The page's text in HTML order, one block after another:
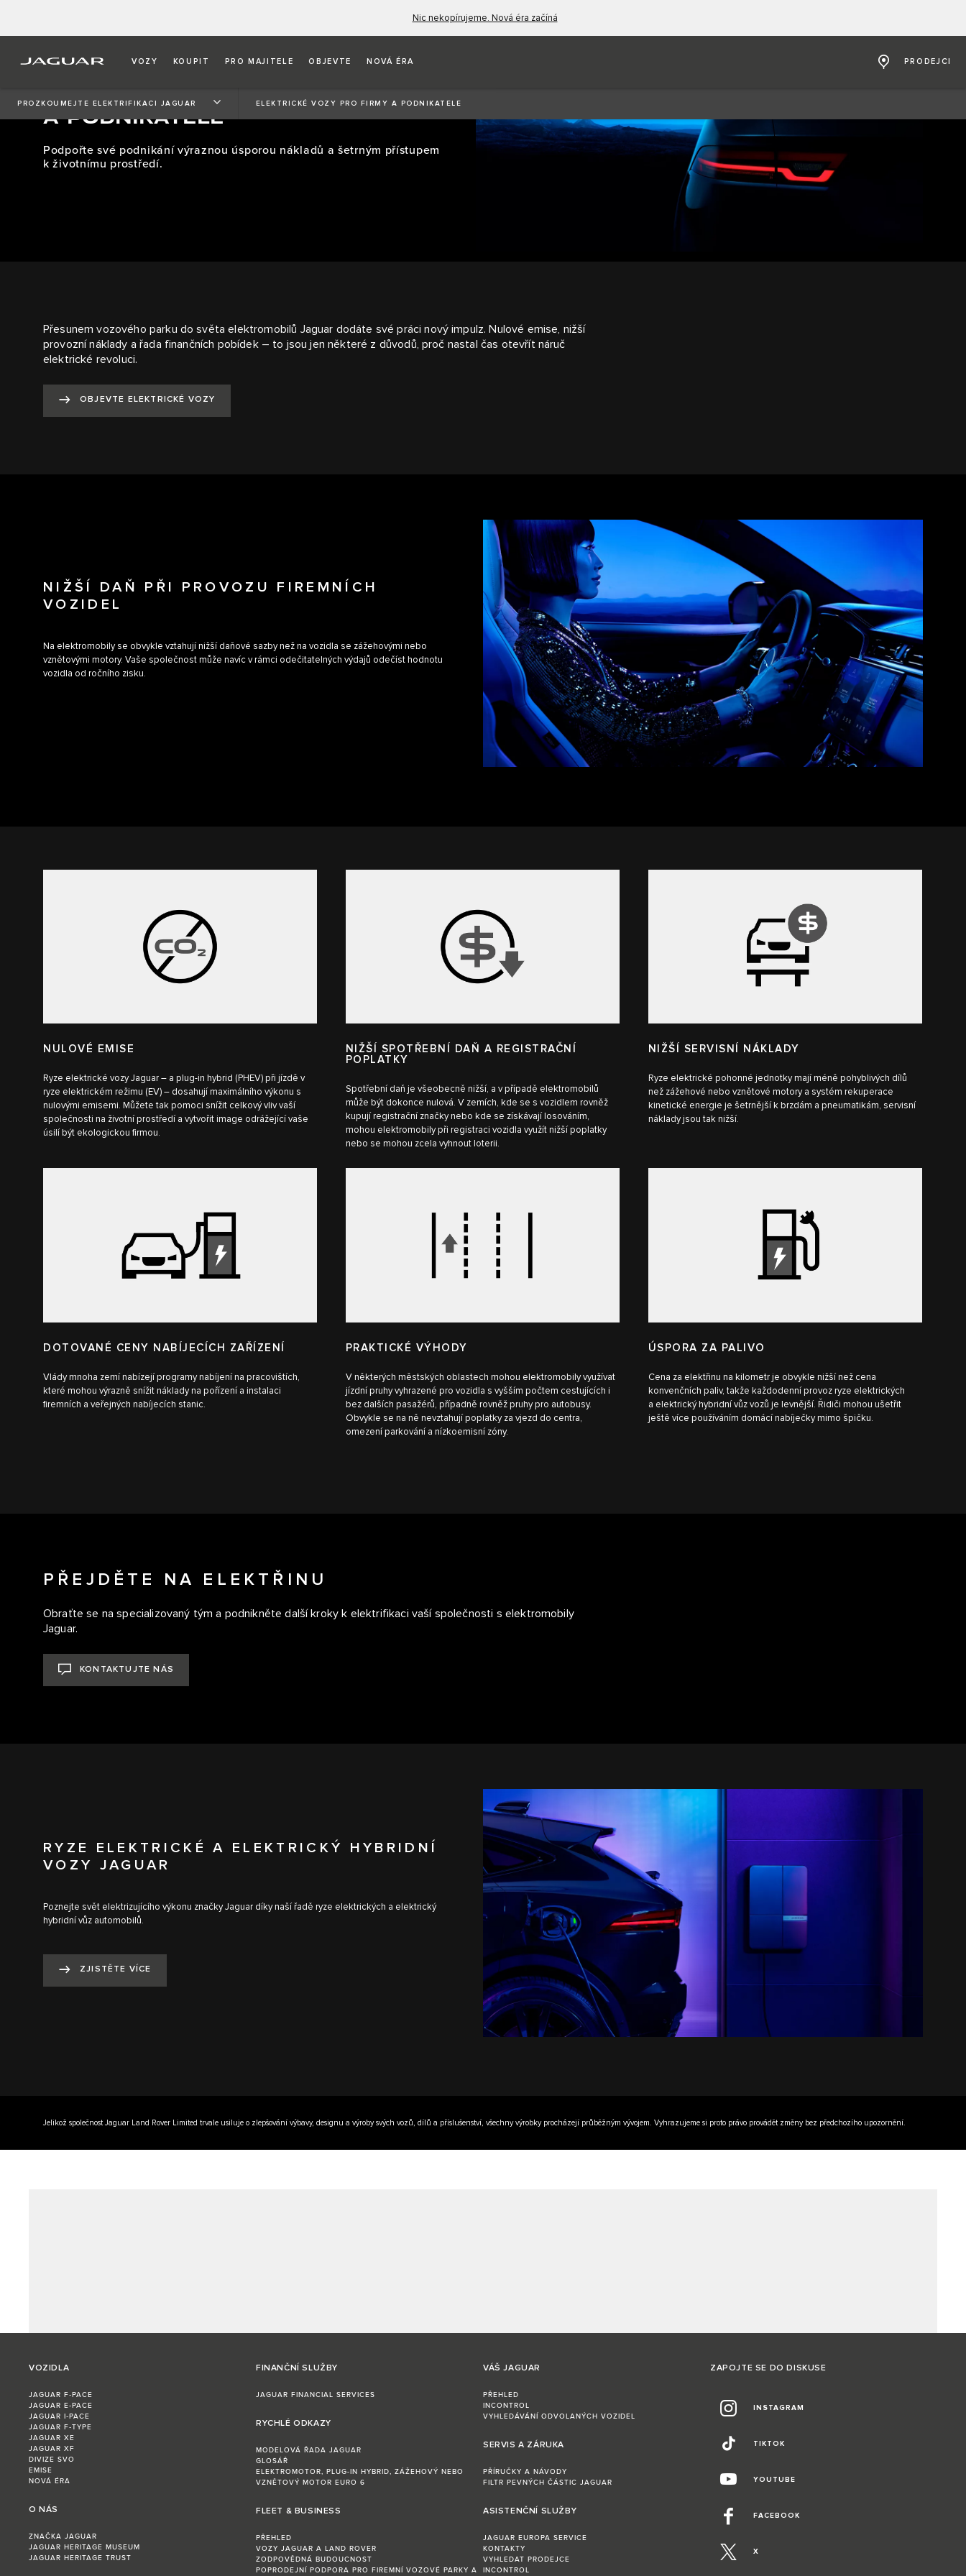
Nic nekopírujeme. Nová éra začíná
VOZY KOUPIT PRO MAJITELE OBJEVTE NOVÁ ÉRA PRODEJCI
PROZKOUMEJTE ELEKTRIFIKACI JAGUAR ELEKTRICKÉ VOZY PRO FIRMY A PODNIKATELE
ELEKTRICKÉ VOZY PRO FIRMY
A PODNIKATELE
Podpořte své podnikání výraznou úsporou nákladů a šetrným přístupem
k životnímu prostředí.
Přesunem vozového parku do světa elektromobilů Jaguar dodáte své práci nový impulz. Nulové emise, nižší
provozní náklady a řada finančních pobídek – to jsou jen některé z důvodů, proč nastal čas otevřít náruč
elektrické revoluci.
OBJEVTE ELEKTRICKÉ VOZY
NIŽŠÍ DAŇ PŘI PROVOZU FIREMNÍCH
VOZIDEL
Na elektromobily se obvykle vztahují nižší daňové sazby než na vozidla se zážehovými nebo
vznětovými motory. Vaše společnost může navíc v rámci odečitatelných výdajů odečíst hodnotu
vozidla od ročního zisku.
NULOVÉ EMISE
Ryze elektrické vozy Jaguar – a plug-in hybrid (PHEV) při jízdě v
ryze elektrickém režimu (EV) – dosahují maximálního výkonu s
nulovými emisemi. Můžete tak pomoci snížit celkový vliv vaší
společnosti na životní prostředí a vytvořit image odrážející vaše
úsilí být ekologickou firmou.
NIŽŠÍ SPOTŘEBNÍ DAŇ A REGISTRAČNÍ
POPLATKY
Spotřební daň je všeobecně nižší, a v případě elektromobilů
může být dokonce nulová. V zemích, kde se s vozidlem rovněž
kupují registrační značky nebo kde se získávají losováním,
mohou elektromobily při registraci vozidla využít nižší poplatky
nebo se mohou zcela vyhnout loterii.
NIŽŠÍ SERVISNÍ NÁKLADY
Ryze elektrické pohonné jednotky mají méně pohyblivých dílů
než zážehové nebo vznětové motory a systém rekuperace
kinetické energie je šetrnější k brzdám a pneumatikám, servisní
náklady jsou tak nižší.
DOTOVANÉ CENY NABÍJECÍCH ZAŘÍZENÍ
Vlády mnoha zemí nabízejí programy nabíjení na pracovištích,
které mohou výrazně snížit náklady na pořízení a instalaci
firemních a veřejných nabíjecích stanic.
PRAKTICKÉ VÝHODY
V některých městských oblastech mohou elektromobily využívat
jízdní pruhy vyhrazené pro vozidla s vyšším počtem cestujících i
bez dalších pasažérů, případně rovněž pruhy pro autobusy.
Obvykle se na ně nevztahují poplatky za vjezd do centra,
omezení parkování a nízkoemisní zóny.
ÚSPORA ZA PALIVO
Cena za elektřinu na kilometr je obvykle nižší než cena
konvenčních paliv, takže každodenní provoz ryze elektrických
a elektrický hybridní vůz vozů je levnější. Řidiči mohou ušetřit
ještě více používáním domácí nabíječky mimo špičku.
PŘEJDĚTE NA ELEKTŘINU
Obraťte se na specializovaný tým a podnikněte další kroky k elektrifikaci vaší společnosti s elektromobily
Jaguar.
KONTAKTUJTE NÁS
RYZE ELEKTRICKÉ A ELEKTRICKÝ HYBRIDNÍ
VOZY JAGUAR
Poznejte svět elektrizujícího výkonu značky Jaguar díky naší řadě ryze elektrických a elektrický
hybridní vůz automobilů.
ZJISTĚTE VÍCE
Jelikož společnost Jaguar Land Rover Limited trvale usiluje o zlepšování výbavy, designu a výroby svých vozů, dílů a příslušenství, všechny výrobky procházejí průběžným vývojem. Vyhrazujeme si proto právo provádět změny bez předchozího upozornění.
VOZIDLA
JAGUAR F‑PACE
JAGUAR E‑PACE
JAGUAR I‑PACE
JAGUAR F‑TYPE
JAGUAR XE
JAGUAR XF
DIVIZE SVO
EMISE
NOVÁ ÉRA
O NÁS
ZNAČKA JAGUAR
JAGUAR HERITAGE MUSEUM
JAGUAR HERITAGE TRUST
FINANČNÍ SLUŽBY
JAGUAR FINANCIAL SERVICES
RYCHLÉ ODKAZY
MODELOVÁ ŘADA JAGUAR
GLOSÁŘ
ELEKTROMOTOR, PLUG-IN HYBRID, ZÁŽEHOVÝ NEBO
VZNĚTOVÝ MOTOR EURO 6​ ​ ​
FLEET & BUSINESS
PŘEHLED
VOZY JAGUAR A LAND ROVER
ZODPOVĚDNÁ BUDOUCNOST
POPRODEJNÍ PODPORA PRO FIREMNÍ VOZOVÉ PARKY A
VÁŠ JAGUAR
PŘEHLED
INCONTROL
VYHLEDÁVÁNÍ ODVOLANÝCH VOZIDEL
SERVIS A ZÁRUKA
PŘÍRUČKY A NÁVODY
FILTR PEVNÝCH ČÁSTIC JAGUAR
ASISTENČNÍ SLUŽBY
JAGUAR EUROPA SERVICE
KONTAKTY
VYHLEDAT PRODEJCE
INCONTROL
ZAPOJTE SE DO DISKUSE
INSTAGRAM
TIKTOK
YOUTUBE
FACEBOOK
X